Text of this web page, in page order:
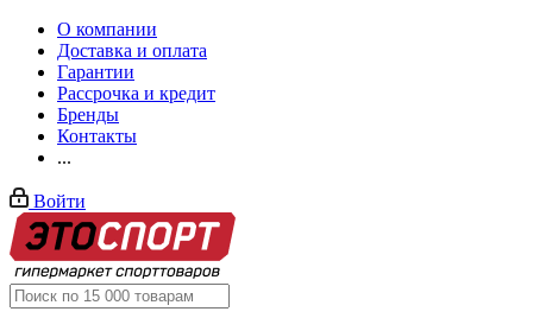
О компании
Доставка и оплата
Гарантии
Рассрочка и кредит
Бренды
Контакты
...
Войти